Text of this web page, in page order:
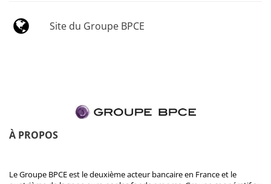
Site du Groupe BPCE
À PROPOS
Le Groupe BPCE est le deuxième acteur bancaire en France et le